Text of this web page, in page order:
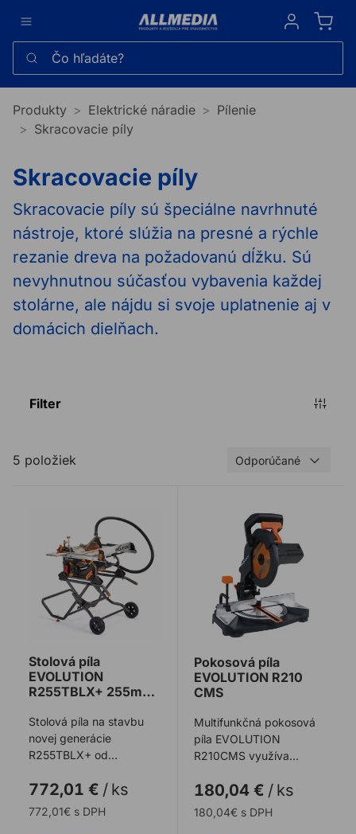
Sign in
Čo hľadáte?
Produkty Elektrické náradie
Pílenie
Skracovacie píly
Skracovacie píly
Skracovacie píly sú špeciálne navrhnuté
nástroje, ktoré slúžia na presné a rýchle
rezanie dreva na požadovanú dĺžku. Sú
nevyhnutnou súčasťou vybavenia každej
stolárne, ale nájdu si svoje uplatnenie aj v
domácich dielňach.
Filter
5 položiek Odporúčané
Stolová píla EVOLUTION R255TBLX+ 255mm so
Stolová píla
EVOLUTION
R255TBLX+ 255mm
Stolová píla na stavbu
novej generácie
R255TBLX+ od
je tu. Je to naša
najvýkon ...
772,01 € / ks
772,01€ s DPH
Pokosová píla
Pokosová píla
EVOLUTION R210
CMS
Multifunkčná pokosová
píla EVOLUTION
R210CMS využíva
rezania, optimalizovanú
...
180,04 € / ks
180,04€ s DPH